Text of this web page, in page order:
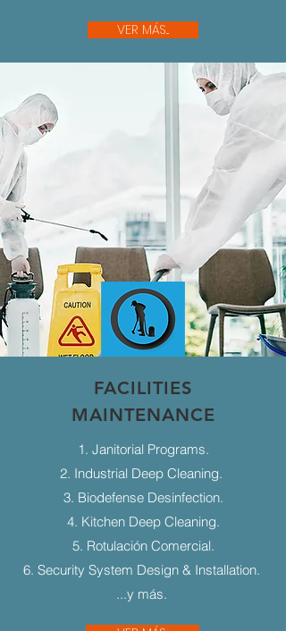
VER MÁS...
FACILITIES
MAINTENANCE
1. Janitorial Programs.
2. Industrial Deep Cleaning.
3. Biodefense Desinfection.
4. Kitchen Deep Cleaning.
5. Rotulación Comercial.
6. Security System Design & Installation.
...y más.